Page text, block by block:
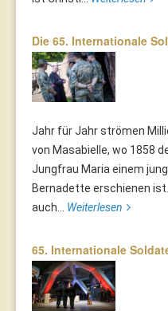
Die 65. Internationale
Jahr für Jahr strömen
von Masabielle, wo 1858
Jungfrau Maria einem
Bernadette erschienen
auch... Weiterlesen
65. Internationale